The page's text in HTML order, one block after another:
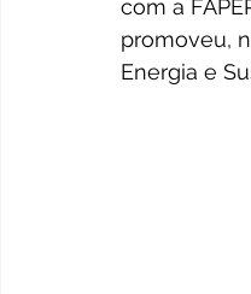
com a
promoveu,
Energia e